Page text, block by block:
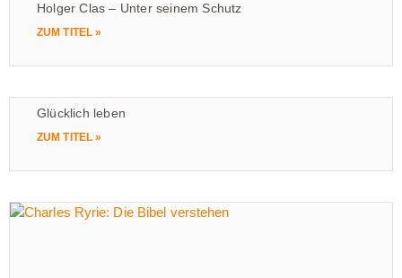
Holger Clas – Unter seinem Schutz
ZUM TITEL »
Glücklich leben
ZUM TITEL »